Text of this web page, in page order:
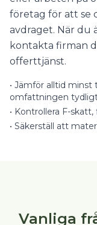
företag för att se
avdraget. När du
kontakta firman
offerttjänst.
• Jämför alltid minst
omfattningen
• Kontrollera F-
• Säkerställ att
Vanliga